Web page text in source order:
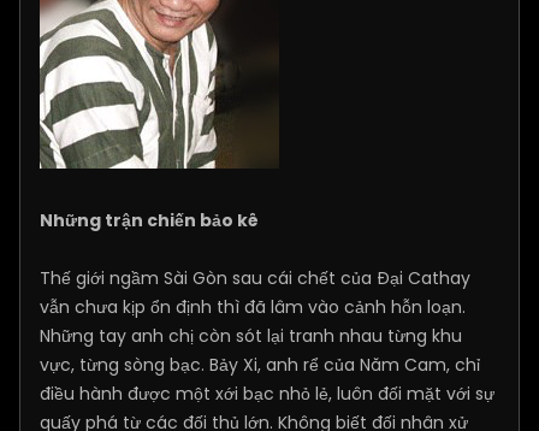
Những trận chiến bảo kê
Thế giới ngầm Sài Gòn sau cái chết của Đại Cathay
vẫn chưa kịp ổn định thì đã lâm vào cảnh hỗn loạn.
Những tay anh chị còn sót lại tranh nhau từng khu
vực, từng sòng bạc. Bảy Xi, anh rể của Năm Cam, chỉ
điều hành được một xới bạc nhỏ lẻ, luôn đối mặt với sự
quấy phá từ các đối thủ lớn. Không biết đối nhân xử